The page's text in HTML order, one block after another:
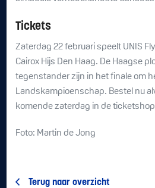
Tickets
Zaterdag 22 februari speelt UNIS
Cairox Hijs Den Haag. De Haagse
tegenstander zijn in het finale om
Landskampioenschap. Bestel nu
komende zaterdag in de
Foto: Martin de Jong
Terug naar overzicht